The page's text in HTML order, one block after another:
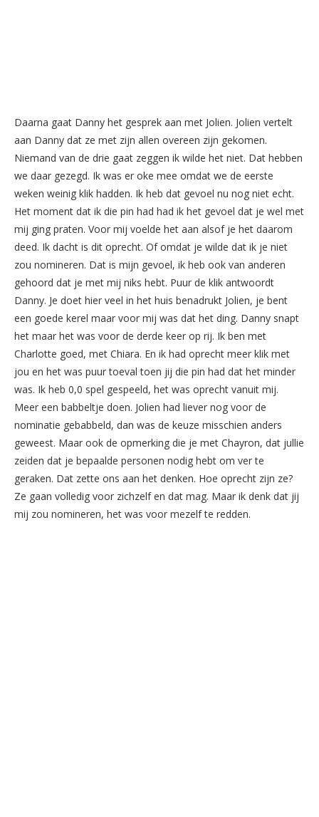
Daarna gaat Danny het gesprek aan met Jolien. Jolien vertelt
aan Danny dat ze met zijn allen overeen zijn gekomen.
Niemand van de drie gaat zeggen ik wilde het niet. Dat hebben
we daar gezegd. Ik was er oke mee omdat we de eerste
weken weinig klik hadden. Ik heb dat gevoel nu nog niet echt.
Het moment dat ik die pin had had ik het gevoel dat je wel met
mij ging praten. Voor mij voelde het aan alsof je het daarom
deed. Ik dacht is dit oprecht. Of omdat je wilde dat ik je niet
zou nomineren. Dat is mijn gevoel, ik heb ook van anderen
gehoord dat je met mij niks hebt. Puur de klik antwoordt
Danny. Je doet hier veel in het huis benadrukt Jolien, je bent
een goede kerel maar voor mij was dat het ding. Danny snapt
het maar het was voor de derde keer op rij. Ik ben met
Charlotte goed, met Chiara. En ik had oprecht meer klik met
jou en het was puur toeval toen jij die pin had dat het minder
was. Ik heb 0,0 spel gespeeld, het was oprecht vanuit mij.
Meer een babbeltje doen. Jolien had liever nog voor de
nominatie gebabbeld, dan was de keuze misschien anders
geweest. Maar ook de opmerking die je met Chayron, dat jullie
zeiden dat je bepaalde personen nodig hebt om ver te
geraken. Dat zette ons aan het denken. Hoe oprecht zijn ze?
Ze gaan volledig voor zichzelf en dat mag. Maar ik denk dat jij
mij zou nomineren, het was voor mezelf te redden.